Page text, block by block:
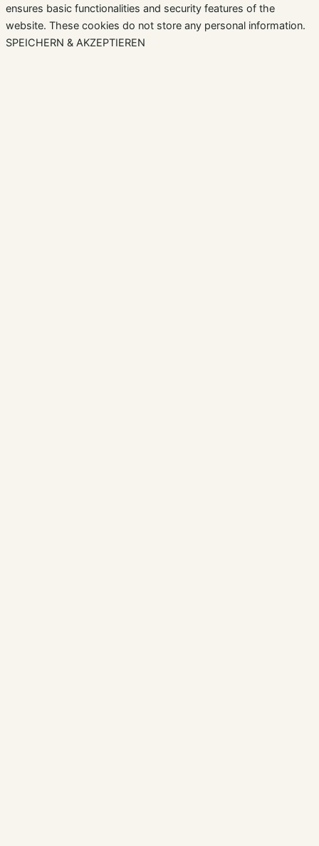
ensures basic functionalities and security features of the
website. These cookies do not store any personal information.
SPEICHERN & AKZEPTIEREN